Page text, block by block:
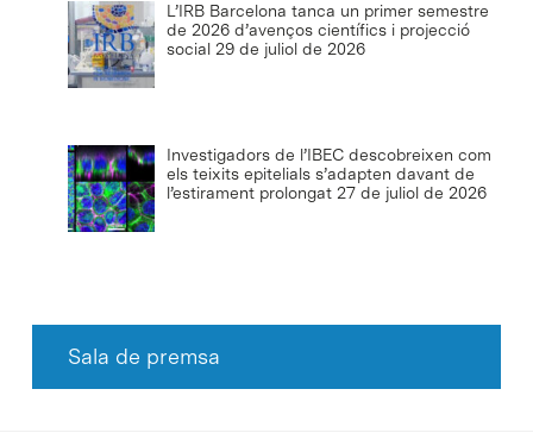
L’IRB Barcelona tanca un primer semestre
de 2026 d’avenços científics i projecció
social 29 de juliol de 2026
Investigadors de l’IBEC descobreixen com
els teixits epitelials s’adapten davant de
l’estirament prolongat 27 de juliol de 2026
Sala de premsa